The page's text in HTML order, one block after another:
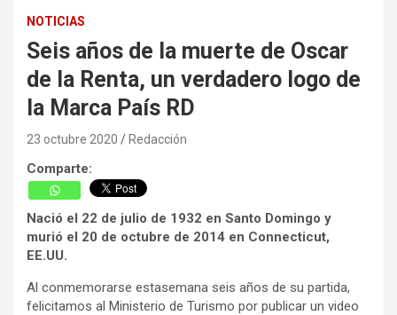
NOTICIAS
Seis años de la muerte de Oscar
de la Renta, un verdadero logo de
la Marca País RD
23 octubre 2020 Redacción
Comparte:
Nació el 22 de julio de 1932 en Santo Domingo y
murió el 20 de octubre de 2014 en Connecticut,
EE.UU.
Al conmemorarse estasemana seis años de su partida,
felicitamos al Ministerio de Turismo por publicar un video